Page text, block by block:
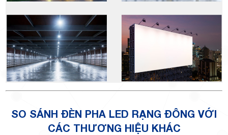
SO SÁNH ĐÈN PHA LED RẠNG ĐÔNG VỚI
CÁC THƯƠNG HIỆU KHÁC